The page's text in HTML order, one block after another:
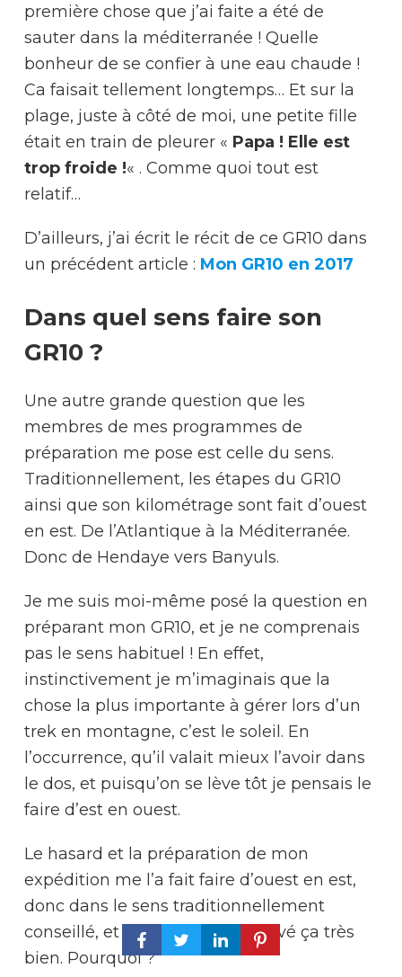
première chose que j’ai faite a été de
sauter dans la méditerranée ! Quelle
bonheur de se confier à une eau chaude !
Ca faisait tellement longtemps… Et sur la
plage, juste à côté de moi, une petite fille
était en train de pleurer « Papa ! Elle est
trop froide !« . Comme quoi tout est
relatif…
D’ailleurs, j’ai écrit le récit de ce GR10 dans
un précédent article : Mon GR10 en 2017
Dans quel sens faire son
GR10 ?
Une autre grande question que les
membres de mes programmes de
préparation me pose est celle du sens.
Traditionnellement, les étapes du GR10
ainsi que son kilométrage sont fait d’ouest
en est. De l’Atlantique à la Méditerranée.
Donc de Hendaye vers Banyuls.
Je me suis moi-même posé la question en
préparant mon GR10, et je ne comprenais
pas le sens habituel ! En effet,
instinctivement je m’imaginais que la
chose la plus importante à gérer lors d’un
trek en montagne, c’est le soleil. En
l’occurrence, qu’il valait mieux l’avoir dans
le dos, et puisqu’on se lève tôt je pensais le
faire d’est en ouest.
Le hasard et la préparation de mon
expédition me l’a fait faire d’ouest en est,
donc dans le sens traditionnellement
conseillé, et finalement j’ai trouvé ça très
bien. Pourquoi ?